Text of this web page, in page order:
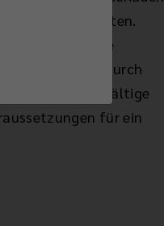
können auftreten.
noch weiter. Die
Nachstarkann durch
möglich. Sorgfältige
für ein